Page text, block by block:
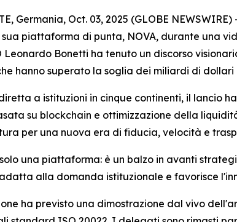
Germania, Oct. 03, 2025 (GLOBE
piattaforma di punta, NOVA, durante una
Leonardo Bonetti ha tenuto un discorso
hanno superato la soglia dei miliardi di
a istituzioni in cinque continenti, il lancio
su blockchain e ottimizzazione della
per una nuova era di fiducia, velocità e
una piattaforma: è un balzo in avanti
alla domanda istituzionale e favorisce
ha previsto una dimostrazione dal vivo